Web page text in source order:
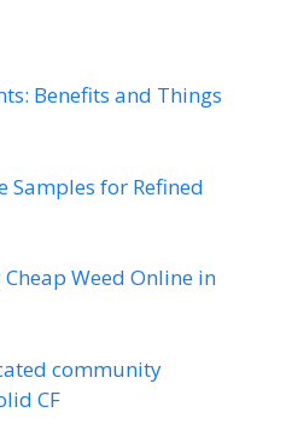
Benefits and Things
Samples for Refined
Weed Online in
community
CF